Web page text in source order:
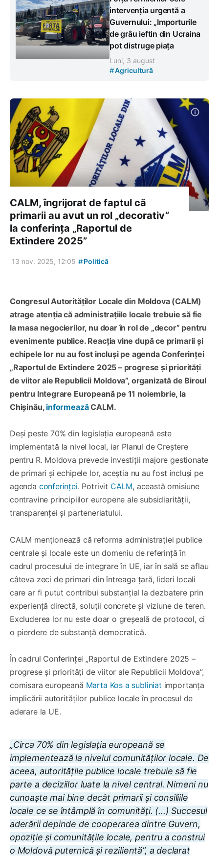
intervenția urgentă a
Guvernului: „Importurile
de grâu ieftin din Ucraina
pot distruge piața
Luni, 3 august
#Agricultură
CALM, îngrijorat de faptul că
primarii au avut un rol „decorativ”
la conferința „Raportul de
Extindere 2025”
13 nov. 2025, 12:05 #Politică
Congresul Autorităților Locale din Moldova (CALM)
atrage atenția că administrațiile locale trebuie să fie
la masa negocierilor, nu doar în rol de „decor” pentru
evenimente publice. Reacția vine după ce primarii și
echipele lor nu au fost incluși pe agenda Conferinței
„Raportul de Extindere 2025 – progrese și priorități
de viitor ale Republicii Moldova”, organizată de Biroul
pentru Integrare Europeană pe 11 noiembrie, la
Chișinău, informeazăCALM.
Deși peste 70% din legislația europeană este
implementată la nivel local, iar Planul de Creștere
pentru R. Moldova prevede investiții majore gestionate
de primari și echipele lor, aceștia nu au fost incluși pe
agenda conferinței. Potrivit CALM, această omisiune
contravine principiilor europene ale subsidiarității,
transparenței și parteneriatului.
CALM menționează că reforma administrației publice
centrale și locale este un domeniu de referință în
cadrul procesului de integrare în UE, iar în sală se aflau
câteva zeci de primari din întreaga țară, lideri locali
care ar fi putut contribui substanțial la dezbatere prin
experiență directă, soluții concrete și viziune de teren.
Excluderea lor nu este doar o greșeală de protocol, ci
o pierdere de substanță democratică.
În cadrul Conferinței „Raportul de Extindere 2025 –
progrese și priorități de viitor ale Republicii Moldova”,
comisara europeană Marta Kos a subliniat importanța
implicării autorităților publice locale în procesul de
aderare la UE.
„Circa 70% din legislația europeană se
implementează la nivelul comunităților locale. De
aceea, autoritățile publice locale trebuie să fie
parte a deciziilor luate la nivel central. Nimeni nu
cunoaște mai bine decât primarii și consiliile
locale ce se întâmplă în comunități. (...) Succesul
aderării depinde de cooperarea dintre Guvern,
opoziție și comunitățile locale, pentru a construi
o Moldovă puternică și rezilientă”, a declarat